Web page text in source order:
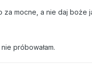
za mocne, a nie daj boże
próbowałam.